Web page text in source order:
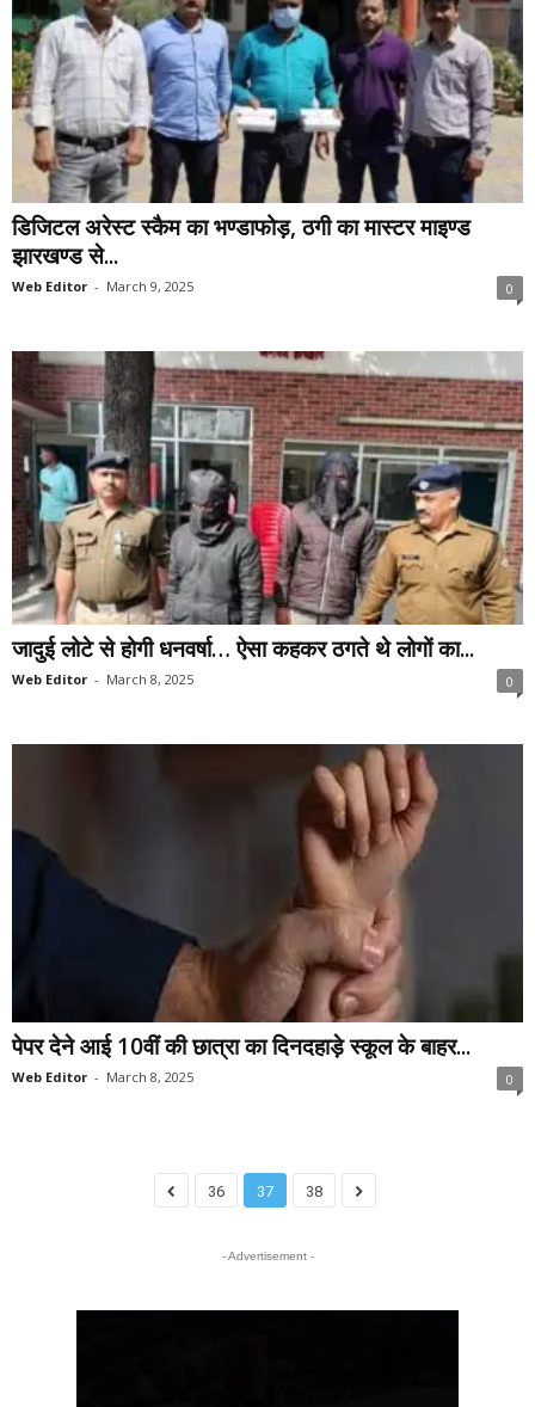
डिजिटल अरेस्ट स्कैम का भण्डाफोड़, ठगी का मास्टर माइण्ड
झारखण्ड से...
Web Editor - March 9, 2025 0
जादुई लोटे से होगी धनवर्षा… ऐसा कहकर ठगते थे लोगों का...
Web Editor - March 8, 2025 0
पेपर देने आई 10वीं की छात्रा का दिनदहाड़े स्कूल के बाहर...
Web Editor - March 8, 2025 0
36 37 38
- Advertisement -